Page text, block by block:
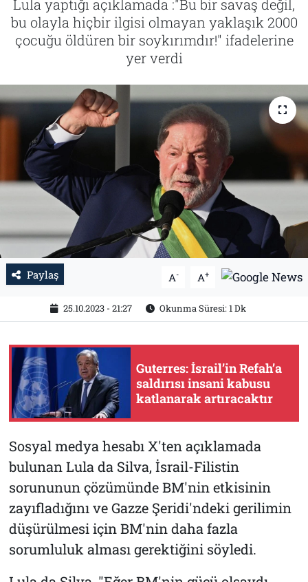
Lula yaptığı açıklamada :"Bu bir savaş değil,
bu olayla hiçbir ilgisi olmayan yaklaşık 2000
çocuğu öldüren bir soykırımdır!" ifadelerine
yer verdi
Paylaş A- A+
25.10.2023 - 21:27 Okunma Süresi: 1 Dk
Guterres: İsrail’in Refah’a
saldırısı insani kabusu
katlanarak artıracaktır
Sosyal medya hesabı X'ten açıklamada
bulunan Lula da Silva, İsrail-Filistin
sorununun çözümünde BM'nin etkisinin
zayıfladığını ve Gazze Şeridi'ndeki gerilimin
düşürülmesi için BM'nin daha fazla
sorumluluk alması gerektiğini söyledi.
Tarih
İletişim